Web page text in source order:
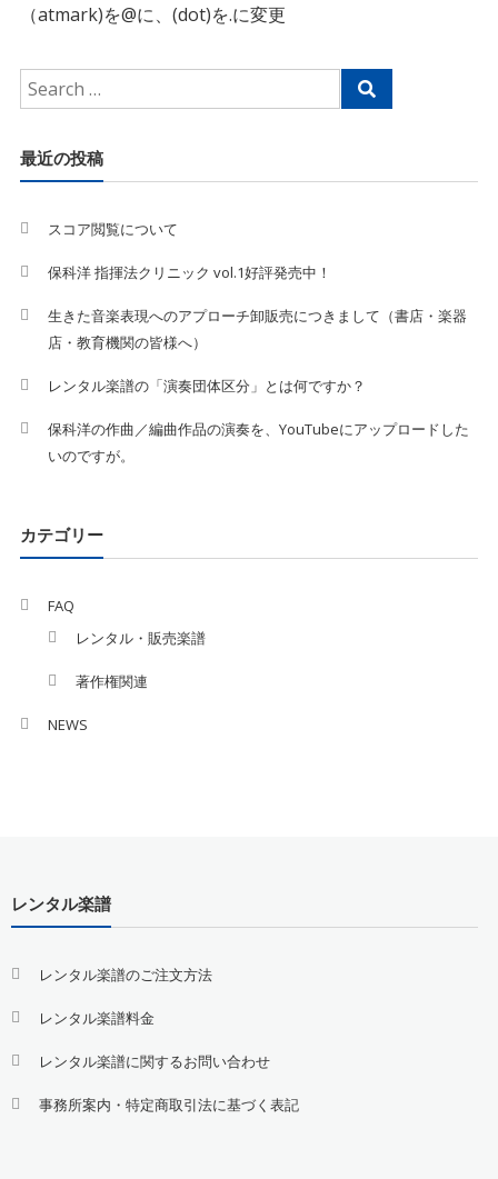
（atmark)を@に、(dot)を.に変更
最近の投稿
スコア閲覧について
保科洋 指揮法クリニック vol.1好評発売中！
生きた音楽表現へのアプローチ卸販売につきまして（書店・楽器
店・教育機関の皆様へ）
レンタル楽譜の「演奏団体区分」とは何ですか？
保科洋の作曲／編曲作品の演奏を、YouTubeにアップロードした
いのですが。
カテゴリー
FAQ
レンタル・販売楽譜
著作権関連
NEWS
レンタル楽譜
レンタル楽譜のご注文方法
レンタル楽譜料金
レンタル楽譜に関するお問い合わせ
事務所案内・特定商取引法に基づく表記